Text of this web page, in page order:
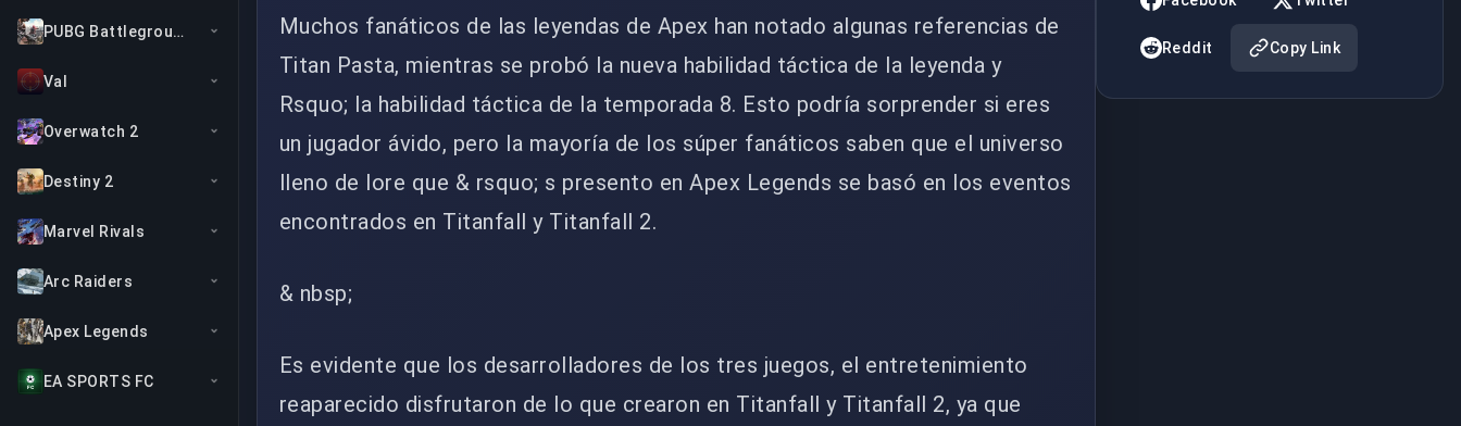
PUBG Battlegrounds
Val
Overwatch 2
Destiny 2
Marvel Rivals
Arc Raiders
Apex Legends
EA SPORTS FC
Muchos fanáticos de las leyendas de Apex han notado algunas referencias de
Titan Pasta, mientras se probó la nueva habilidad táctica de la leyenda y
Rsquo; la habilidad táctica de la temporada 8. Esto podría sorprender si eres
un jugador ávido, pero la mayoría de los súper fanáticos saben que el universo
lleno de lore que & rsquo; s presento en Apex Legends se basó en los eventos
encontrados en Titanfall y Titanfall 2.
& nbsp;
Es evidente que los desarrolladores de los tres juegos, el entretenimiento
reaparecido disfrutaron de lo que crearon en Titanfall y Titanfall 2, ya que
Reddit Copy Link